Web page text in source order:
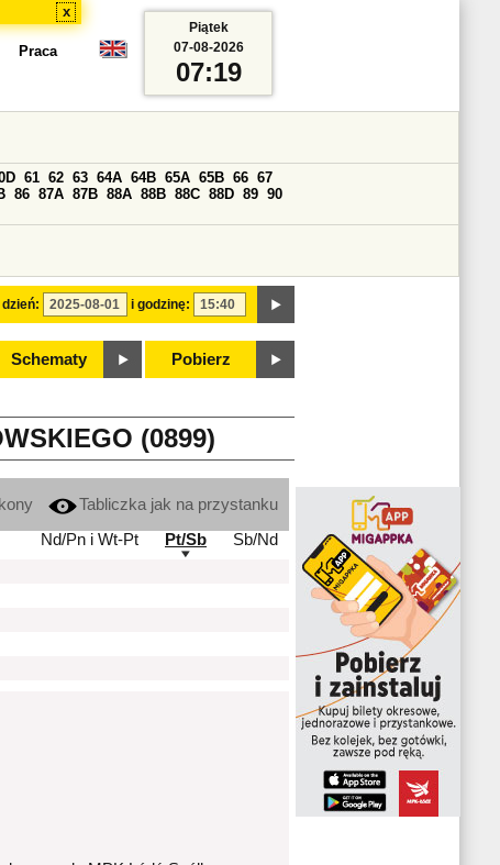
x
Praca
i godzinę:
61 62 63 64A 64B 65A 65B 66 67
86 87A 87B 88A 88B 88C 88D 89 90
Schematy Pobierz
Piątek
07-08-2026
07:19
(0899)
Tabliczka jak na przystanku
Nd/Pn i Wt-Pt
Pt/Sb
Sb/Nd